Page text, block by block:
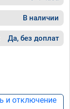
В наличии
Да, без доплат